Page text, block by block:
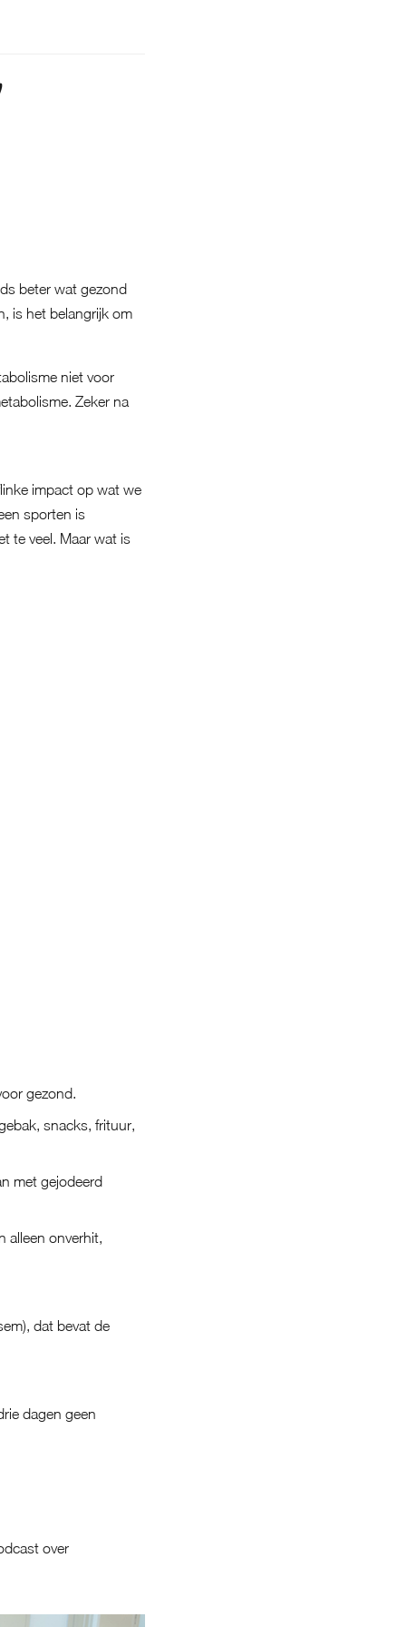
beter wat gezond
is het belangrijk om
niet voor
Zeker na
impact op wat we
sporten is
te veel. Maar wat is
gezond.
snacks, frituur,
met gejodeerd
alleen onverhit,
dat bevat de
dagen geen
over